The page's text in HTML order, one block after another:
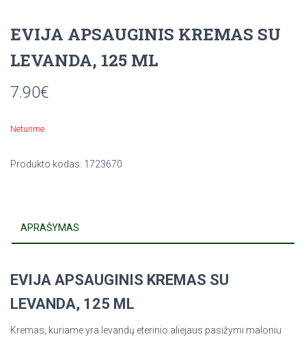
EVIJA APSAUGINIS KREMAS SU
LEVANDA, 125 ML
7.90€
Neturime
Produkto kodas: 1723670
APRAŠYMAS
EVIJA APSAUGINIS KREMAS SU
LEVANDA, 125 ML
Kremas, kuriame yra levandų eterinio aliejaus pasižymi maloniu